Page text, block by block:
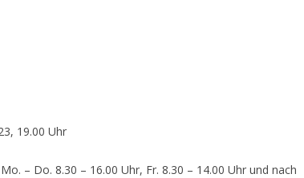
19.00 Uhr
– Do. 8.30 – 16.00 Uhr, Fr. 8.30 – 14.00 Uhr und nach